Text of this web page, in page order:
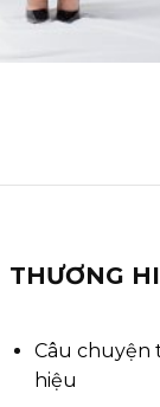
THƯƠNG
Câu chuyện
hiệu